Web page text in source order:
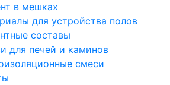
в мешках
для устройства полов
составы
для печей и каминов
смеси